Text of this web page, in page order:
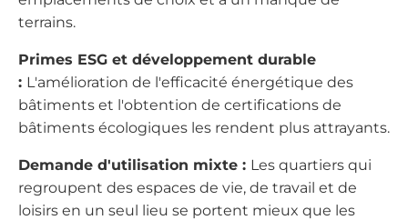
terrains.
Primes ESG et développement durable
: L'amélioration de l'efficacité énergétique des
bâtiments et l'obtention de certifications de
bâtiments écologiques les rendent plus attrayants.
Demande d'utilisation mixte : Les quartiers qui
regroupent des espaces de vie, de travail et de
loisirs en un seul lieu se portent mieux que les